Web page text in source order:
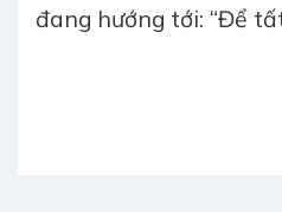
đang hướng tới: “Để